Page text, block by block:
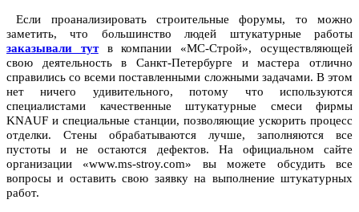
Если проанализировать строительные форумы, то можно
заметить, что большинство людей штукатурные работы
заказывали тутв компании «МС-Строй», осуществляющей
свою деятельность в Санкт-Петербурге и мастера отлично
справились со всеми поставленными сложными задачами. В этом
нет ничего удивительного, потому что используются
специалистами качественные штукатурные смеси фирмы
KNAUF и специальные станции, позволяющие ускорить процесс
отделки. Стены обрабатываются лучше, заполняются все
пустоты и не остаются дефектов. На официальном сайте
организации «www.ms-stroy.com» вы можете обсудить все
вопросы и оставить свою заявку на выполнение штукатурных
работ.